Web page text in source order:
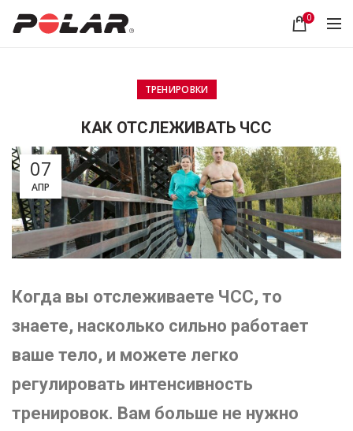
0
ТРЕНИРОВКИ
КАК ОТСЛЕЖИВАТЬ ЧСС
07
АПР
Когда вы отслеживаете ЧСС, то
знаете, насколько сильно работает
ваше тело, и можете легко
регулировать интенсивность
тренировок. Вам больше не нужно